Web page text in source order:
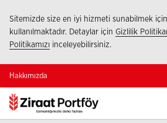
Sitemizde size en iyi hizmeti sunabilmek
kullanılmaktadır. Detaylar için Gizlilik
Politikamızı inceleyebilirsiniz.
Hakkımızda